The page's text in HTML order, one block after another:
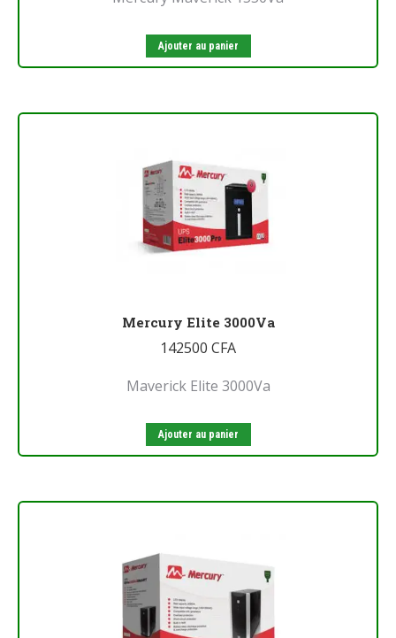
Ajouter au panier
Mercury Elite 3000Va
142500 CFA
Maverick Elite 3000Va
Ajouter au panier